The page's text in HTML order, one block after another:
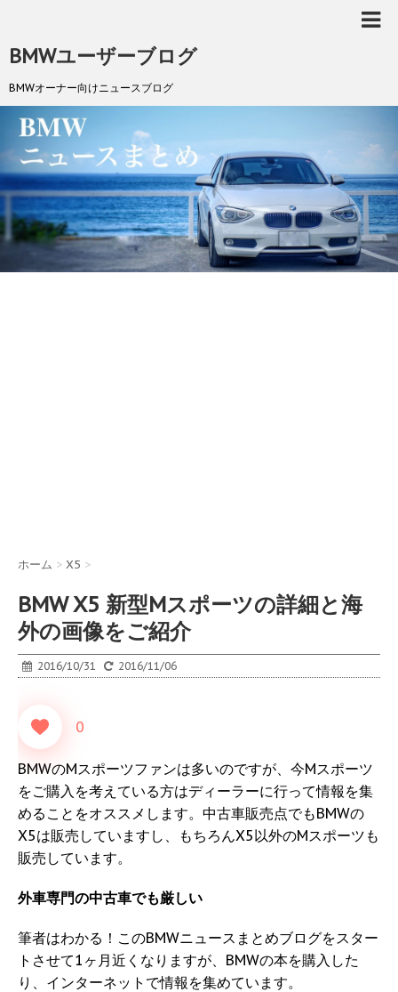
BMWユーザーブログ
BMWオーナー向けニュースブログ
ホーム > X5 >
BMW X5 新型Mスポーツの詳細と海
外の画像をご紹介
2016/10/31 2016/11/06
0
BMWのMスポーツファンは多いのですが、今Mスポーツ
をご購入を考えている方はディーラーに行って情報を集
めることをオススメします。中古車販売点でもBMWの
X5は販売していますし、もちろんX5以外のMスポーツも
販売しています。
外車専門の中古車でも厳しい
筆者はわかる！このBMWニュースまとめブログをスター
トさせて1ヶ月近くなりますが、BMWの本を購入した
り、インターネットで情報を集めています。